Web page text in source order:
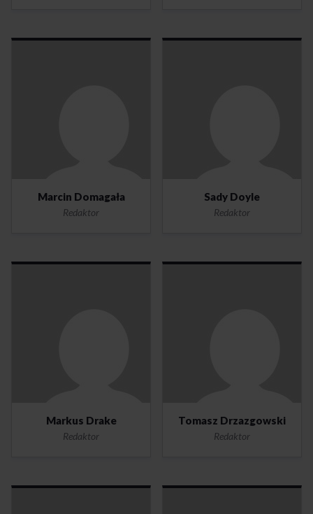
Marcin Domagała
Redaktor
Sady Doyle
Redaktor
Markus Drake
Redaktor
Tomasz Drzazgowski
Redaktor